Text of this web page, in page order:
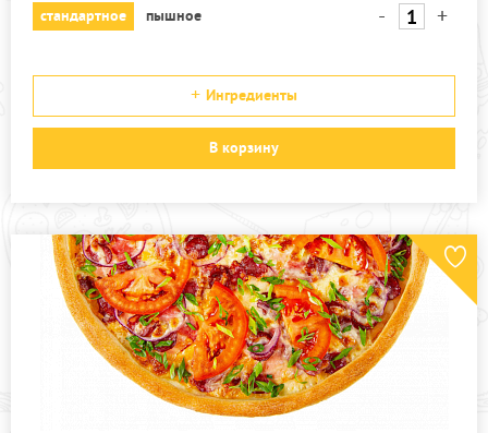
стандартное
пышное - +
Ингредиенты
В корзину